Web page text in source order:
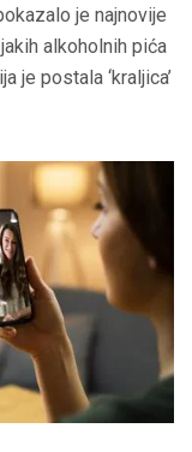
je najnovije
alkoholnih pića
je postala ‘kraljica’